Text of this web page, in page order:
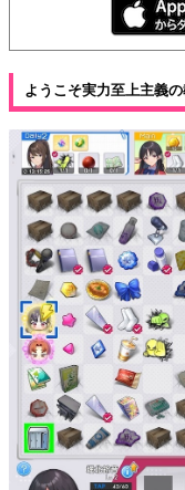
ようこそ実力至上主義